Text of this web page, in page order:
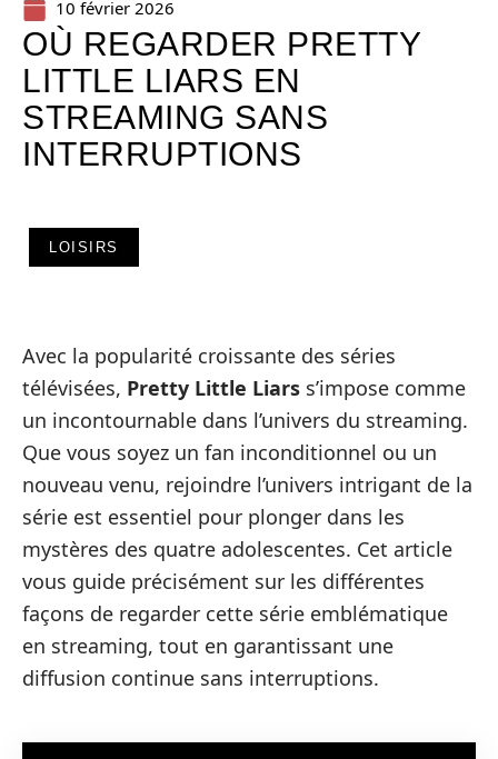
10 février 2026
OÙ REGARDER PRETTY
LITTLE LIARS EN
STREAMING SANS
INTERRUPTIONS
LOISIRS
Avec la popularité croissante des séries
télévisées, Pretty Little Liars s’impose comme
un incontournable dans l’univers du streaming.
Que vous soyez un fan inconditionnel ou un
nouveau venu, rejoindre l’univers intrigant de la
série est essentiel pour plonger dans les
mystères des quatre adolescentes. Cet article
vous guide précisément sur les différentes
façons de regarder cette série emblématique
en streaming, tout en garantissant une
diffusion continue sans interruptions.